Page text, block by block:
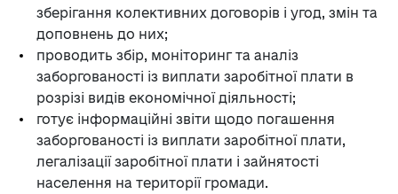
зберігання колективних договорів і угод, змін та
доповнень до них;
проводить збір, моніторинг та аналіз
заборгованості із виплати заробітної плати в
розрізі видів економічної діяльності;
готує інформаційні звіти щодо погашення
заборгованості із виплати заробітної плати,
легалізації заробітної плати і зайнятості
населення на території громади.